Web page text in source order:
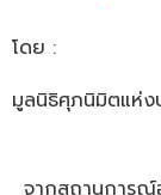
โดย :
มูลนิธิศุภนิมิตแห่ง